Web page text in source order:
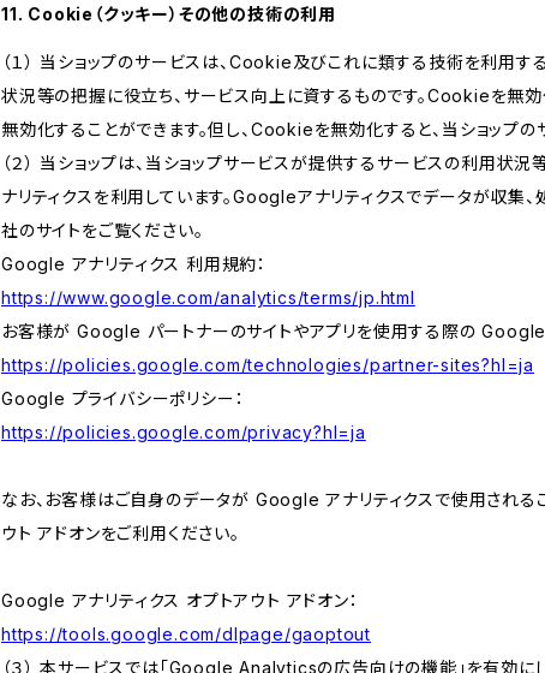
11. Cookie（クッキー）その他の技術の利用
（１） 当ショップのサービスは、Cookie及びこれに類する技術を利用す
状況等の把握に役立ち、サービス向上に資するものです。Cookieを無
無効化することができます。但し、Cookieを無効化すると、当ショップ
（２） 当ショップは、当ショップサービスが提供するサービスの利用
ナリティクスを利用しています。Googleアナリティクスでデータが収
社のサイトをご覧ください。
Google アナリティクス 利用規約：
https://www.google.com/analytics/terms/jp.html
お客様が Google パートナーのサイトやアプリを使用する際の Google
https://policies.google.com/technologies/partner-sites?hl=ja
Google プライバシーポリシー：
https://policies.google.com/privacy?hl=ja
なお、お客様はご自身のデータが Google アナリティクスで使用され
ウト アドオンをご利用ください。
Google アナリティクス オプトアウト アドオン：
https://tools.google.com/dlpage/gaoptout
（３） 本サービスでは「Google Analyticsの広告向けの機能」を有効